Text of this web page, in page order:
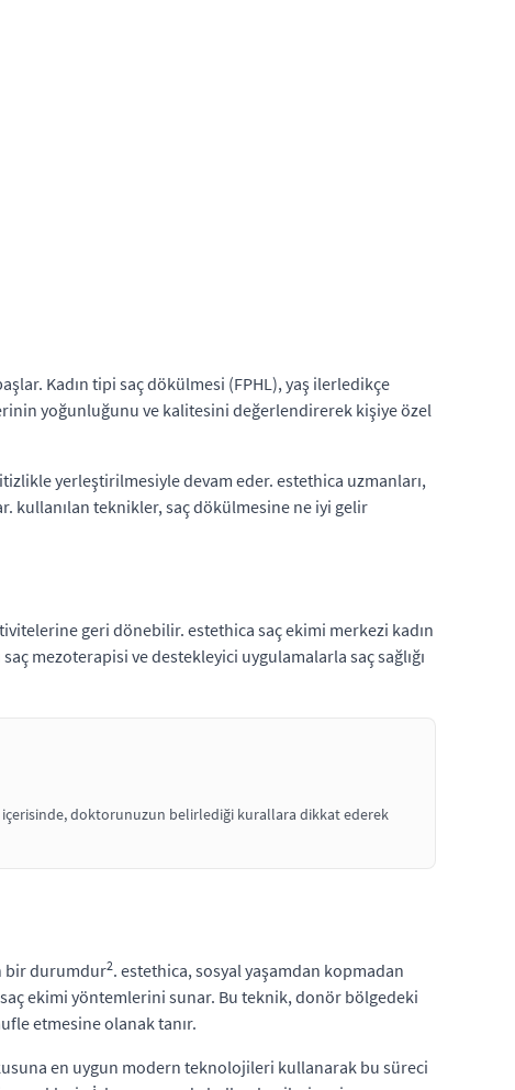
Kadın tipi saç dökülmesi (FPHL), yaş ilerledikçe
yoğunluğunu ve kalitesini değerlendirerek kişiye özel
yerleştirilmesiyle devam eder. estethica uzmanları,
kullanılan teknikler, saç dökülmesine ne iyi gelir
geri dönebilir. estethica saç ekimi merkezi kadın
mezoterapisi ve destekleyici uygulamalarla saç sağlığı
içerisinde, doktorunuzun belirlediği kurallara dikkat ederek
bir durumdur2. estethica, sosyal yaşamdan kopmadan
ekimi yöntemlerini sunar. Bu teknik, donör bölgedeki
etmesine olanak tanır.
en uygun modern teknolojileri kullanarak bu süreci